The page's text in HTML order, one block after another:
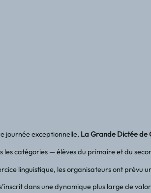
journée exceptionnelle, La Grande Dictée de
les catégories — élèves du primaire et du
linguistique, les organisateurs ont prévu
dans une dynamique plus large de